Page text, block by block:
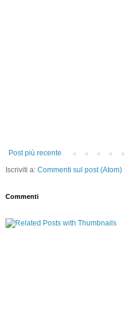
Post più recente
Iscriviti a: Commenti sul post (Atom)
Commenti